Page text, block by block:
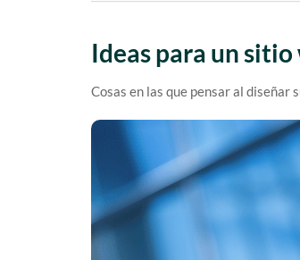
Ideas para un
Cosas en las que pensar al diseñar